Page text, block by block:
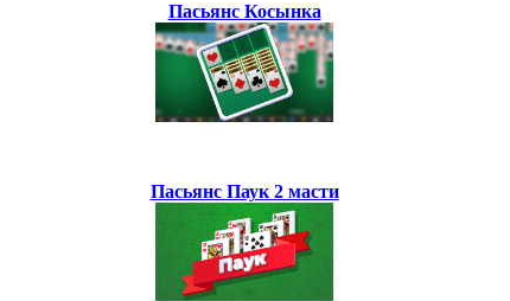
Пасьянс Косынка
Пасьянс Паук 2 масти